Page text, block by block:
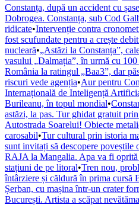
Constanța, după un accident cu
Dobrogea. Constanța, sub Cod
ridicate•Intervenție contra
fost scufundate pentru a crește
nucleară•„Astăzi la Constanța”,
vasului „Dalmația”, în urmă cu 100
România la ratingul „Baa3”, dar
riscuri vede agenția•Aur pentru
Internațională de Inteligență
Burileanu, în topul mondial•
astăzi, la pas. Tur ghidat gratuit
Autostrada Soarelui! Obiecte
carosabil•Tur cultural prin istoria
sunt invitați să descopere poveștile
RAJA la Mangalia. Apa va fi oprită
stațiuni de pe litoral•Tren nou,
întârziere și căldură în prima cursă
Șerban, cu mașina într-un crater
București. Artista a scăpat